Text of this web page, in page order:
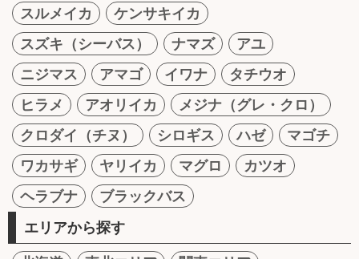
スルメイカ
ケンサキイカ
スズキ（シーバス）
ナマズ
アユ
ニジマス
アマゴ イワナ
タチウオ
ヒラメ
アオリイカ
メジナ（グレ・クロ）
クロダイ（チヌ）
シロギス ハゼ
マゴチ
ワカサギ
ヤリイカ マグロ
カツオ
ヘラブナ
ブラックバス
エリアから探す